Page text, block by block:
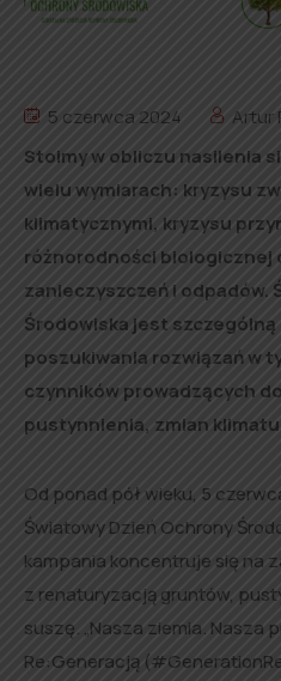
5 czerwca 2024
Artur
Stoimy w obliczu nasilenia
wielu wymiarach: kryzysu
klimatycznymi, kryzysu
różnorodności biologicznej
zanieczyszczeń i odpadów.
Środowiska jest
poszukiwania rozwiązań w
czynników prowadzących
pustynnienia, zmian
Od ponad pół wieku, 5
Światowy Dzień Ochrony
kampania koncentruje się na
z renaturyzacją gruntów,
suszę. „Nasza ziemia. Nasza
Re:Generacją